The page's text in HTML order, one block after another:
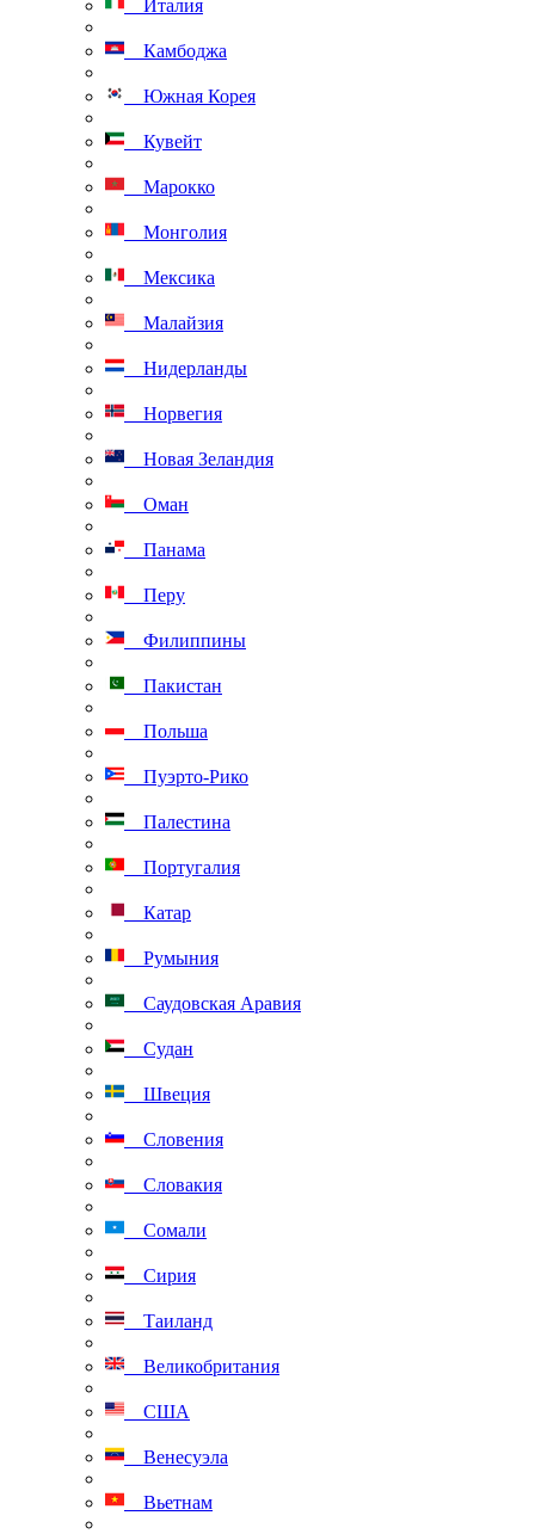
Италия
Камбоджа
Южная Корея
Кувейт
Марокко
Монголия
Мексика
Малайзия
Нидерланды
Норвегия
Новая Зеландия
Оман
Панама
Перу
Филиппины
Пакистан
Польша
Пуэрто-Рико
Палестина
Португалия
Катар
Румыния
Саудовская Аравия
Судан
Швеция
Словения
Словакия
Сомали
Сирия
Таиланд
Великобритания
США
Венесуэла
Вьетнам